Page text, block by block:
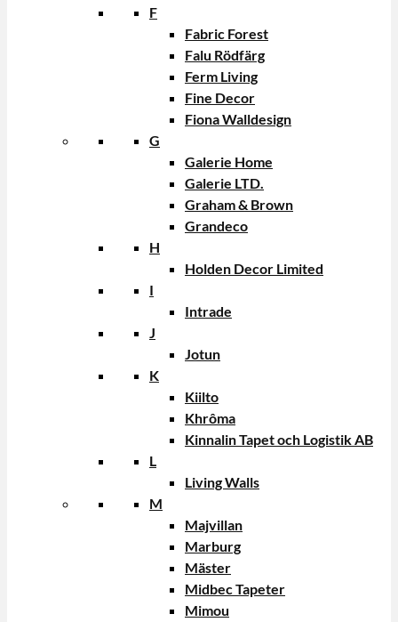
F
Fabric Forest
Falu Rödfärg
Ferm Living
Fine Decor
Fiona Walldesign
G
Galerie Home
Galerie LTD.
Graham & Brown
Grandeco
H
Holden Decor Limited
I
Intrade
J
Jotun
K
Kiilto
Khrôma
Kinnalin Tapet och Logistik AB
L
Living Walls
M
Majvillan
Marburg
Mäster
Midbec Tapeter
Mimou